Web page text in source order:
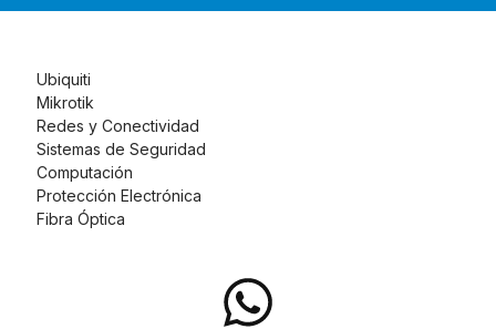
Ubiquiti
Mikrotik
Redes y Conectividad
Sistemas de Seguridad
Computación
Protección Electrónica
Fibra Óptica